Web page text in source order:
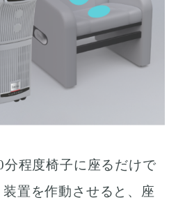
程度椅子に座るだけで
置を作動させると、座